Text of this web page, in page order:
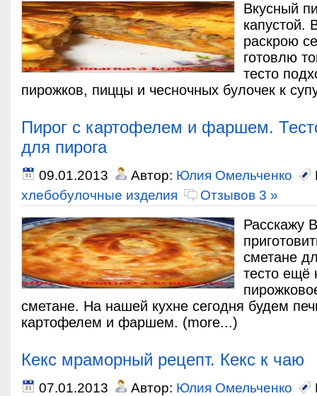
Вкусный
капустой.
раскрою
готовлю
тесто
пирожков, пиццы и чесночных булочек к
Пирог с картофелем и фаршем.
для пирога
09.01.2013 Автор: Юлия Омельченко
хлебобулочные изделия
Отзывов 3 »
Расскажу
сметане
тесто ещё
сметане. На нашей кухне сегодня будем
картофелем и фаршем. (more...)
Кекс мраморный рецепт. Кекс к чаю
07.01.2013 Автор: Юлия Омельченко